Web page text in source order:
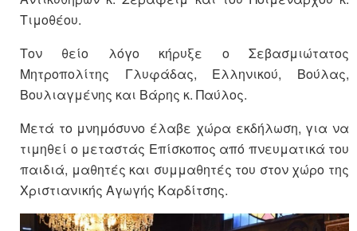
Τιμοθέου.
Τον θείο λόγο κήρυξε ο Σεβασμιώτατος
Μητροπολίτης Γλυφάδας, Ελληνικού, Βούλας,
Βουλιαγμένης και Βάρης κ. Παύλος.
Μετά το μνημόσυνο έλαβε χώρα εκδήλωση, για να
τιμηθεί ο μεταστάς Επίσκοπος από πνευματικά του
παιδιά, μαθητές και συμμαθητές του στον χώρο της
Χριστιανικής Αγωγής Καρδίτσης.